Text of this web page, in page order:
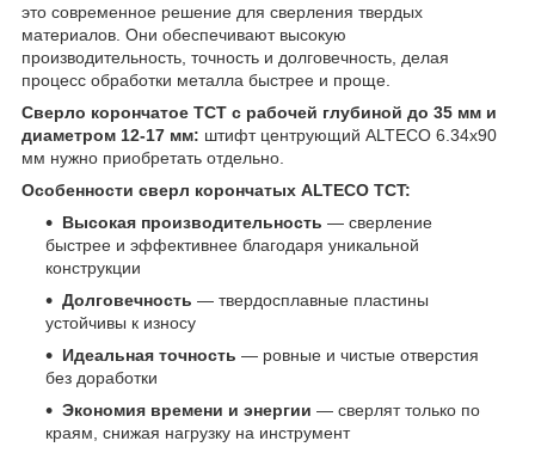
это современное решение для сверления твердых
материалов. Они обеспечивают высокую
производительность, точность и долговечность, делая
процесс обработки металла быстрее и проще.
Сверло корончатое TCT с рабочей глубиной до 35 мм и
диаметром 12-17 мм: штифт центрующий ALTECO 6.34х90
мм нужно приобретать отдельно.
Особенности сверл корончатых ALTECO TCT:
Высокая производительность — сверление
быстрее и эффективнее благодаря уникальной
конструкции
Долговечность — твердосплавные пластины
устойчивы к износу
Идеальная точность — ровные и чистые отверстия
без доработки
Экономия времени и энергии — сверлят только по
краям, снижая нагрузку на инструмент